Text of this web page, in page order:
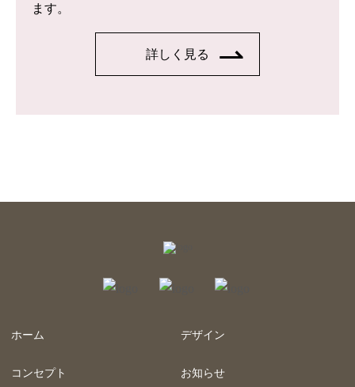
ます。
詳しく見る
ホーム
コンセプト
デザイン
お知らせ